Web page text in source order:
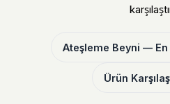
Ateşleme Beyni —
Ürün